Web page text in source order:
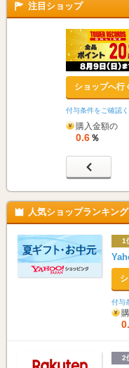
注目ショップ
ショップへ行
付与条件をご確認
購入金額の
0.6 ％
人気ショップランキング
1
付与
2